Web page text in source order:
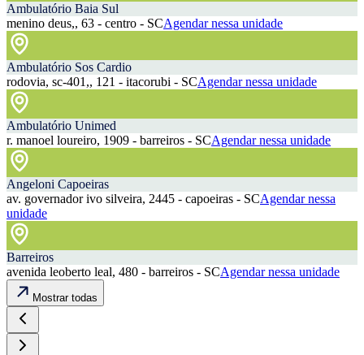
Ambulatório Baia Sul
menino deus,, 63 - centro - SCAgendar nessa unidade
Ambulatório Sos Cardio
rodovia, sc-401,, 121 - itacorubi - SCAgendar nessa unidade
Ambulatório Unimed
r. manoel loureiro, 1909 - barreiros - SCAgendar nessa unidade
Angeloni Capoeiras
av. governador ivo silveira, 2445 - capoeiras - SCAgendar nessa
unidade
Barreiros
avenida leoberto leal, 480 - barreiros - SCAgendar nessa unidade
Mostrar todas